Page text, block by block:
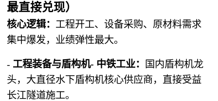
最直接兑现）
核心逻辑： 工程开工、设备采购、原材料需求
集中爆发，业绩弹性最大。
- 工程装备与盾构机- 中铁工业：
国内盾构机龙
头，大直径水下盾构机核心供应商，直接受益
长江隧道施工。